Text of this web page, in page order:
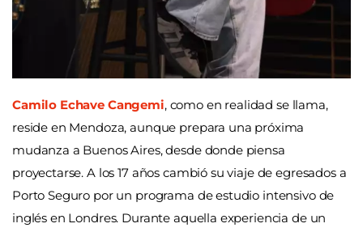
Camilo Echave Cangemi, como en realidad se llama,
reside en Mendoza, aunque prepara una próxima
mudanza a Buenos Aires, desde donde piensa
proyectarse. A los 17 años cambió su viaje de egresados a
Porto Seguro por un programa de estudio intensivo de
inglés en Londres. Durante aquella experiencia de un